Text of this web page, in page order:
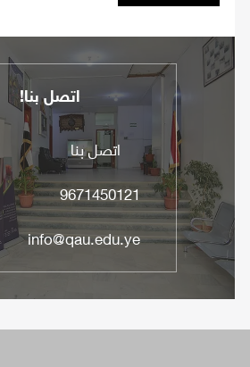
اتصل بنا!
اتصل بنا
9671450121
info@qau.edu.ye